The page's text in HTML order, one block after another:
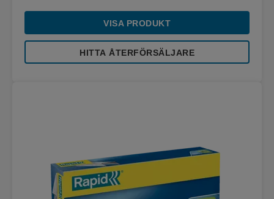
VISA PRODUKT
HITTA ÅTERFÖRSÄLJARE